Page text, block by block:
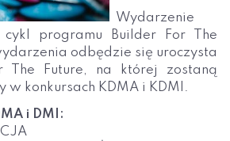
Wydarzenie
cykl programu Builder For The
odbędzie się uroczysta
The Future, na której zostaną
w konkursach KDMA i KDMI.
i DMI: